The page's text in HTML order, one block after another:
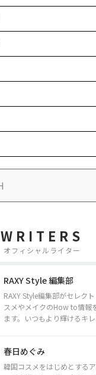
WRITERS
オフィシャルライター
RAXY Style 編集部
RAXY Style編集部がセレク
スメやメイクのHow to情報
ます。いつもより輝けるキ
春日めぐみ
韓国コスメをはじめとする